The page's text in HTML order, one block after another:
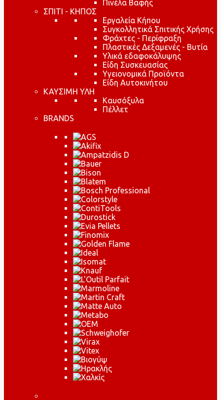
Πινέλα Βαφής
ΣΠΙΤΙ - ΚΗΠΟΣ
Εργαλεία Κήπου
Συγκολλητικά Σπιτικής Χρήσης
Φράχτες - Περίφραξη
Πλαστικές Δεξαμενές - Βυτία
Υλικά εδαφοκάλυψης
Είδη Συσκευασίας
Υγειονομικά Προϊόντα
Είδη Αυτοκινήτου
ΚΑΥΣΙΜΗ ΥΛΗ
Καυσόξυλα
Πέλλετ
BRANDS